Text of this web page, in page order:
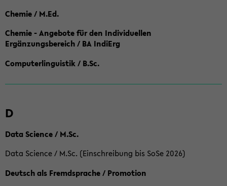
Chemie / M.Ed.
Chemie - Angebote für den Individuellen
Ergänzungsbereich / BA IndiErg
Computerlinguistik / B.Sc.
D
Data Science / M.Sc.
Data Science / M.Sc. (Einschreibung bis SoSe 2026)
Deutsch als Fremdsprache / Promotion